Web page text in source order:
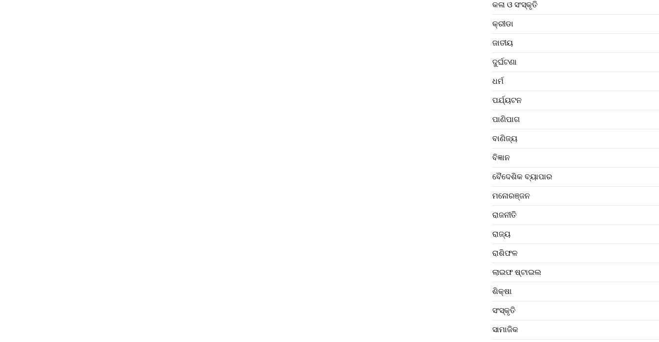
କଳା ଓ ସଂସ୍କୃତି
କ୍ରୀଡା
ଜାତୀୟ
ଦୁର୍ଘଟଣା
ଧର୍ମ
ପର୍ଯ୍ୟଟନ
ପାଣିପାଗ
ବାଣିଜ୍ୟ
ବିଜ୍ଞାନ
ବୈଦେଶିକ ବ୍ୟାପାର
ମନୋରଞ୍ଜନ
ରାଜନୀତି
ରାଜ୍ୟ
ରାଶିଫଳ
ଲାଇଫ ଷ୍ଟାଇଲ
ଶିକ୍ଷା
ସଂସ୍କୃତି
ସାମାଜିକ